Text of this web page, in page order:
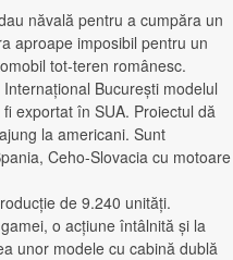
năvală pentru a cumpăra un
aproape imposibil pentru un
tot-teren românesc.
Bucureşti modelul
exportat în SUA. Proiectul dă
la americani. Sunt
Ceho-Slovacia cu motoare
de 9.240 unităţi.
o acţiune întâlnită şi la
unor modele cu cabină dublă